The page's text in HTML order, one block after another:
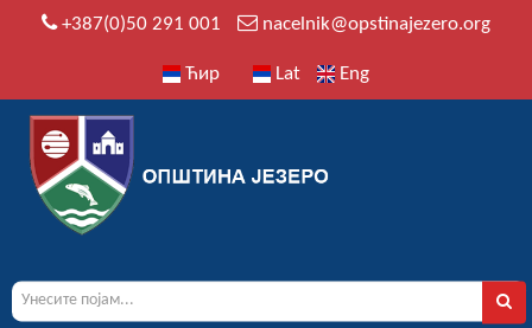
+387(0)50 291 001 nacelnik@opstinajezero.org
Ћир Lat Eng